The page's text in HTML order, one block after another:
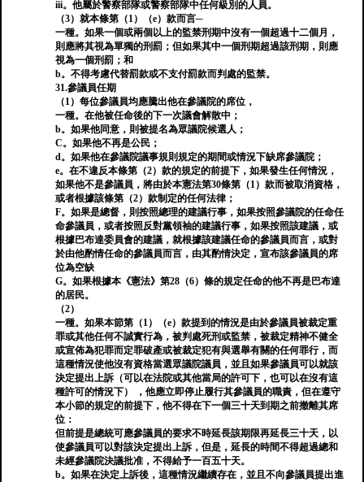
iii。他屬於警察部隊或警察部隊中任何級別的人員。
（3）就本條第（1）（e）款而言─
一種。如果一個或兩個以上的監禁刑期中沒有一個超過十二個月，
則應將其視為單獨的刑罰；但如果其中一個刑期超過該刑期，則應
視為一個刑罰；和
b。不得考慮代替罰款或不支付罰款而判處的監禁。
31.參議員任期
（1）每位參議員均應騰出他在參議院的席位，
一種。在他被任命後的下一次議會解散中；
b。如果他同意，則被提名為眾議院候選人；
C。如果他不再是公民；
d。如果他在參議院議事規則規定的期間或情況下缺席參議院；
e。在不違反本條第（2）款的規定的前提下，如果發生任何情況，
如果他不是參議員，將由於本憲法第30條第（1）款而被取消資格，
或者根據該條第（2）款制定的任何法律；
F。如果是總督，則按照總理的建議行事，如果按照參議院的任命任
命參議員，或者按照反對黨領袖的建議行事，如果按照該建議，或
根據巴布達委員會的建議，就根據該建議任命的參議員而言，或對
於由他酌情任命的參議員而言，由其酌情決定，宣布該參議員的席
位為空缺
G。如果根據本《憲法》第28（6）條的規定任命的他不再是巴布達
的居民。
（2）
一種。如果本節第（1）（e）款提到的情況是由於參議員被裁定重
罪或其他任何不誠實行為，被判處死刑或監禁，被裁定精神不健全
或宣佈為犯罪而定罪破產或被裁定犯有與選舉有關的任何罪行，而
這種情況使他沒有資格當選眾議院議員，並且如果參議員可以就該
決定提出上訴（可以在法院或其他當局的許可下，也可以在沒有這
種許可的情況下） ，他應立即停止履行其參議員的職責，但在遵守
本小節的規定的前提下，他不得在下一個三十天到期之前撤離其席
位：
但前提是總統可應參議員的要求不時延長該期限再延長三十天，以
使參議員可以對該決定提出上訴，但是，延長的時間不得超過總和
未經參議院決議批准，不得給予一百五十天。
b。如果在決定上訴後，這種情況繼續存在，並且不向參議員提出進